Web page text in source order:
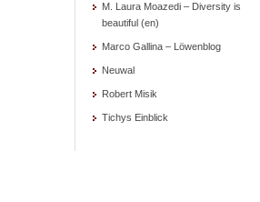
M. Laura Moazedi – Diversity is
beautiful (en)
Marco Gallina – Löwenblog
Neuwal
Robert Misik
Tichys Einblick